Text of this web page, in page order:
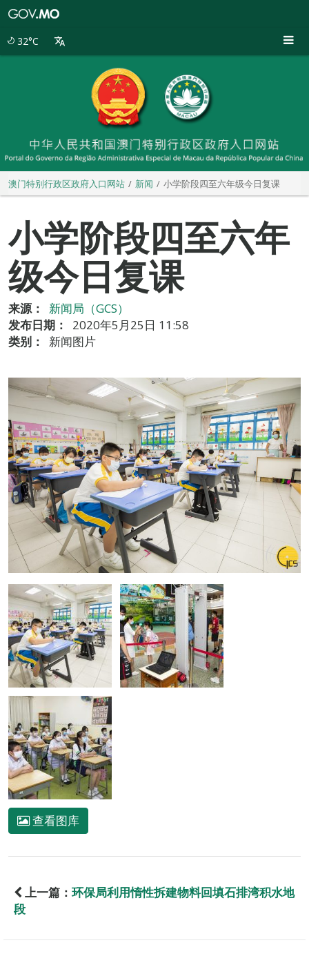
32°C
澳门特别行政区政府入口网站 新闻 小学阶段四至六年级今日复课
小学阶段四至六年
级今日复课
来源：
新闻局（GCS）
发布日期：
2020年5月25日 11:58
类别：
新闻图片
查看图库
上一篇： 环保局利用惰性拆建物料回填石排湾积水地
段